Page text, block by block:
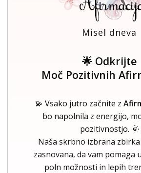
Misel dneva
🌟 Odkrijte
Moč Pozitivnih
💫 Vsako jutro začnite z
bo napolnila z energijo,
pozitivnostjo. 🌞
Naša skrbno izbrana
zasnovana, da vam pomaga
poln možnosti in lepih